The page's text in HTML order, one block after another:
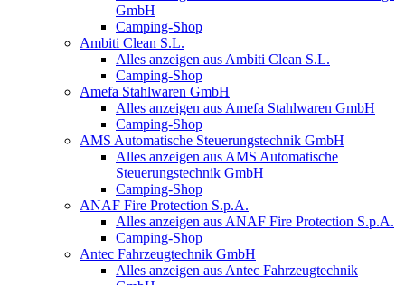
GmbH
Camping-Shop
Ambiti Clean S.L.
Alles anzeigen aus Ambiti Clean S.L.
Camping-Shop
Amefa Stahlwaren GmbH
Alles anzeigen aus Amefa Stahlwaren GmbH
Camping-Shop
AMS Automatische Steuerungstechnik GmbH
Alles anzeigen aus AMS Automatische
Steuerungstechnik GmbH
Camping-Shop
ANAF Fire Protection S.p.A.
Alles anzeigen aus ANAF Fire Protection S.p.A.
Camping-Shop
Antec Fahrzeugtechnik GmbH
Alles anzeigen aus Antec Fahrzeugtechnik